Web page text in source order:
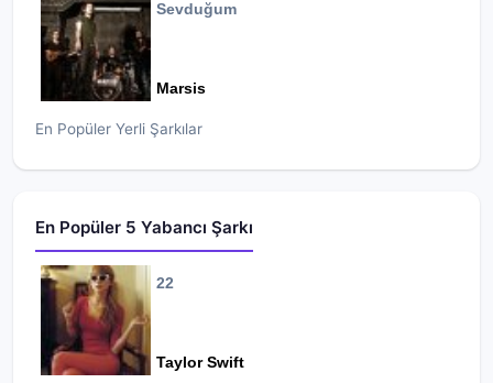
Sevduğum
Marsis
En Popüler Yerli Şarkılar
En Popüler 5 Yabancı Şarkı
22
Taylor Swift